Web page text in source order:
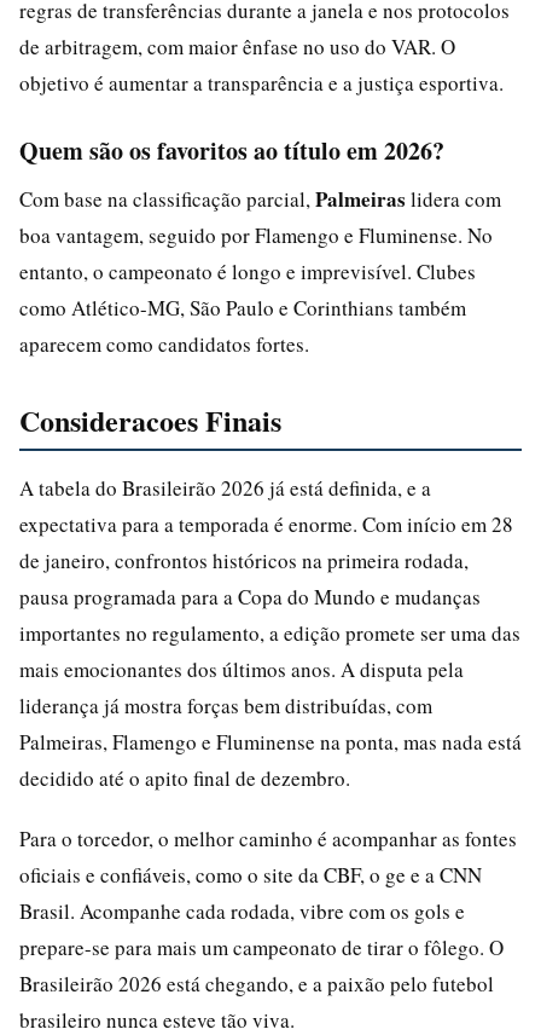
regras de transferências durante a janela e nos protocolos
de arbitragem, com maior ênfase no uso do VAR. O
objetivo é aumentar a transparência e a justiça esportiva.
Quem são os favoritos ao título em 2026?
Com base na classificação parcial, Palmeiras lidera com
boa vantagem, seguido por Flamengo e Fluminense. No
entanto, o campeonato é longo e imprevisível. Clubes
como Atlético-MG, São Paulo e Corinthians também
aparecem como candidatos fortes.
Consideracoes Finais
A tabela do Brasileirão 2026 já está definida, e a
expectativa para a temporada é enorme. Com início em 28
de janeiro, confrontos históricos na primeira rodada,
pausa programada para a Copa do Mundo e mudanças
importantes no regulamento, a edição promete ser uma das
mais emocionantes dos últimos anos. A disputa pela
liderança já mostra forças bem distribuídas, com
Palmeiras, Flamengo e Fluminense na ponta, mas nada está
decidido até o apito final de dezembro.
Para o torcedor, o melhor caminho é acompanhar as fontes
oficiais e confiáveis, como o site da CBF, o ge e a CNN
Brasil. Acompanhe cada rodada, vibre com os gols e
prepare-se para mais um campeonato de tirar o fôlego. O
Brasileirão 2026 está chegando, e a paixão pelo futebol
brasileiro nunca esteve tão viva.